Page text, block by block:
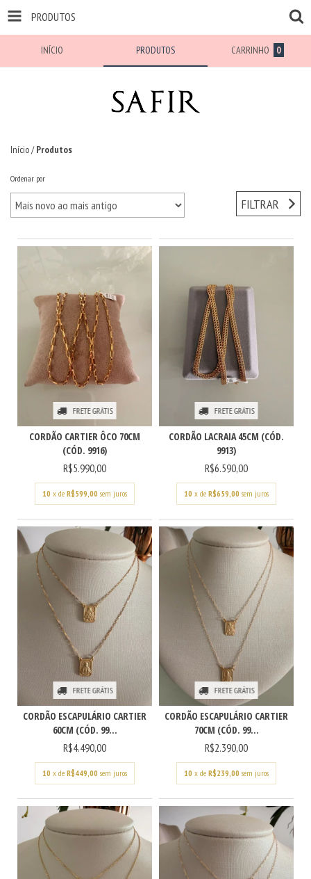
PRODUTOS
INÍCIO PRODUTOS CARRINHO 0
Início/ Produtos
Ordenar por
FILTRAR
FRETE GRÁTIS
CORDÃO CARTIER ÔCO 70CM
(CÓD. 9916)
R$5.990,00
10 x de R$599,00 sem juros
FRETE GRÁTIS
CORDÃO LACRAIA 45CM (CÓD.
9913)
R$6.590,00
10 x de R$659,00 sem juros
FRETE GRÁTIS
CORDÃO ESCAPULÁRIO CARTIER
60CM (CÓD. 99...
R$4.490,00
10 x de R$449,00 sem juros
FRETE GRÁTIS
CORDÃO ESCAPULÁRIO CARTIER
70CM (CÓD. 99...
R$2.390,00
10 x de R$239,00 sem juros